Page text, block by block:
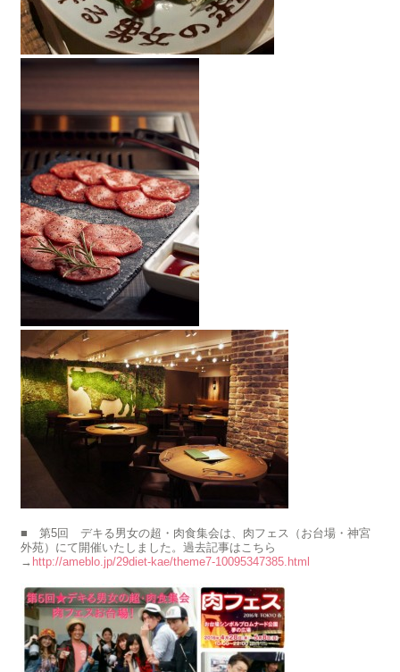
■ 第5回 デキる男女の超・肉食集会は、肉フェス（お台場・神宮
外苑）にて開催いたしました。過去記事はこちら
→ http://ameblo.jp/29diet-kae/theme7-10095347385.html